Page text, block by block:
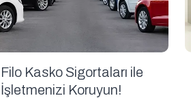
Filo Kasko Sigortaları ile
İşletmenizi Koruyun!